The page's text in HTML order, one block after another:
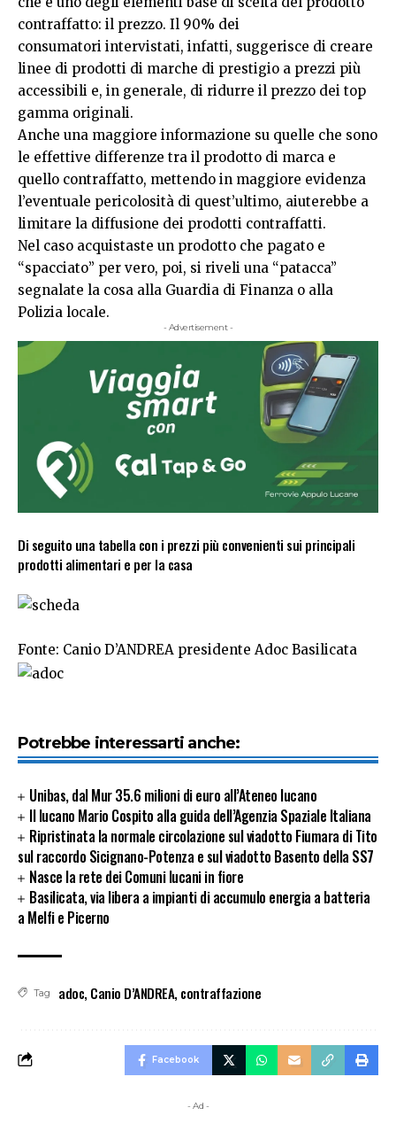
contraffatto: il prezzo. Il 90% dei
consumatori intervistati, infatti, suggerisce di creare
linee di prodotti di marche di prestigio a prezzi più
accessibili e, in generale, di ridurre il prezzo dei top
gamma originali.
Anche una maggiore informazione su quelle che sono
le effettive differenze tra il prodotto di marca e
quello contraffatto, mettendo in maggiore evidenza
l’eventuale pericolosità di quest’ultimo, aiuterebbe a
limitare la diffusione dei prodotti contraffatti.
Nel caso acquistaste un prodotto che pagato e
“spacciato” per vero, poi, si riveli una “patacca”
segnalate la cosa alla Guardia di Finanza o alla
Polizia locale.
- Advertisement -
Di seguito una tabella con i prezzi più convenienti sui principali
prodotti alimentari e per la casa
Fonte: Canio D’ANDREA presidente Adoc Basilicata
Potrebbe interessarti anche:
Unibas, dal Mur 35.6 milioni di euro all’Ateneo lucano
Il lucano Mario Cospito alla guida dell’Agenzia Spaziale Italiana
Ripristinata la normale circolazione sul viadotto Fiumara di Tito
sul raccordo Sicignano-Potenza e sul viadotto Basento della SS7
Nasce la rete dei Comuni lucani in fiore
Basilicata, via libera a impianti di accumulo energia a batteria
a Melfi e Picerno
Tag adoc, Canio D’ANDREA, contraffazione
Facebook
- Ad -